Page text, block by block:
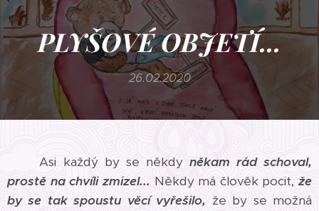
PLYŠOVÉ OBJETÍ...
26.02.2020
Asi každý by se někdy někam rád schoval,
prostě na chvíli zmizel... Někdy má člověk pocit, že
by se tak spoustu věcí vyřešilo, že by se možná